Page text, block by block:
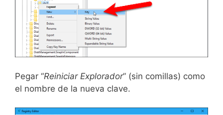
Pegar “Reiniciar Explorador” (sin comillas) como
el nombre de la nueva clave.